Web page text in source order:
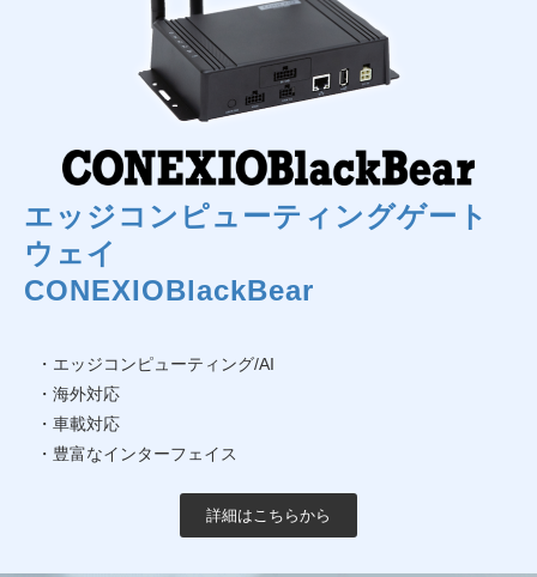
エッジコンピューティングゲート
ウェイ
CONEXIOBlackBear
・エッジコンピューティング/AI
・海外対応
・車載対応
・豊富なインターフェイス
詳細はこちらから